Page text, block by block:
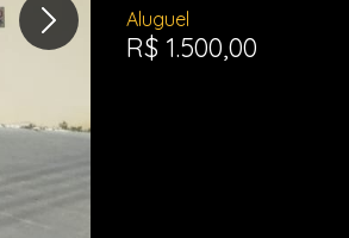
Aluguel
R$ 1.500,00